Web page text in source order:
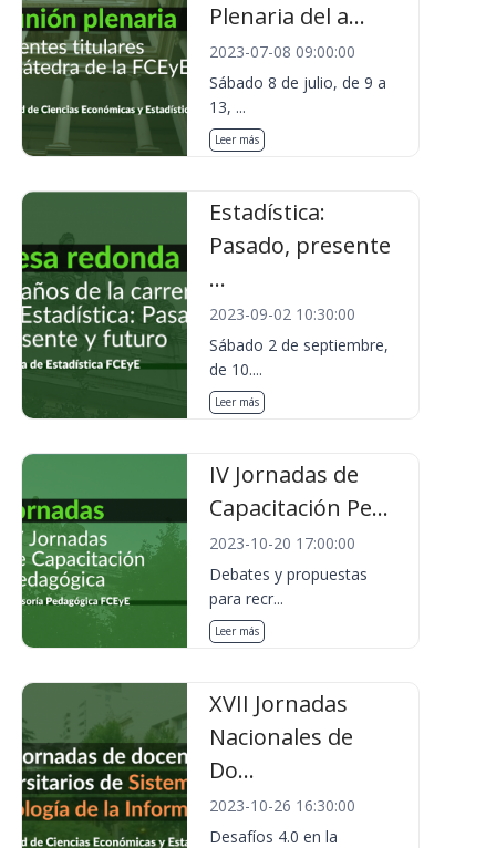
Plenaria del a...
2023-07-08 09:00:00
Sábado 8 de julio, de 9 a
13, ...
Leer más
Estadística:
Pasado, presente
...
2023-09-02 10:30:00
Sábado 2 de septiembre,
de 10....
Leer más
IV Jornadas de
Capacitación Pe...
2023-10-20 17:00:00
Debates y propuestas
para recr...
Leer más
XVII Jornadas
Nacionales de
Do...
2023-10-26 16:30:00
Desafíos 4.0 en la